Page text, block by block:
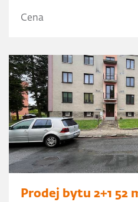
Cena
Prodej bytu 2+1 52